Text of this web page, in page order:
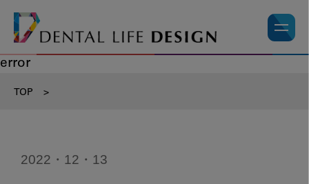
error
TOP >
2022・12・13